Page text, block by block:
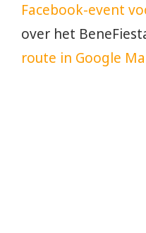
Facebook-event
over het
route in Google